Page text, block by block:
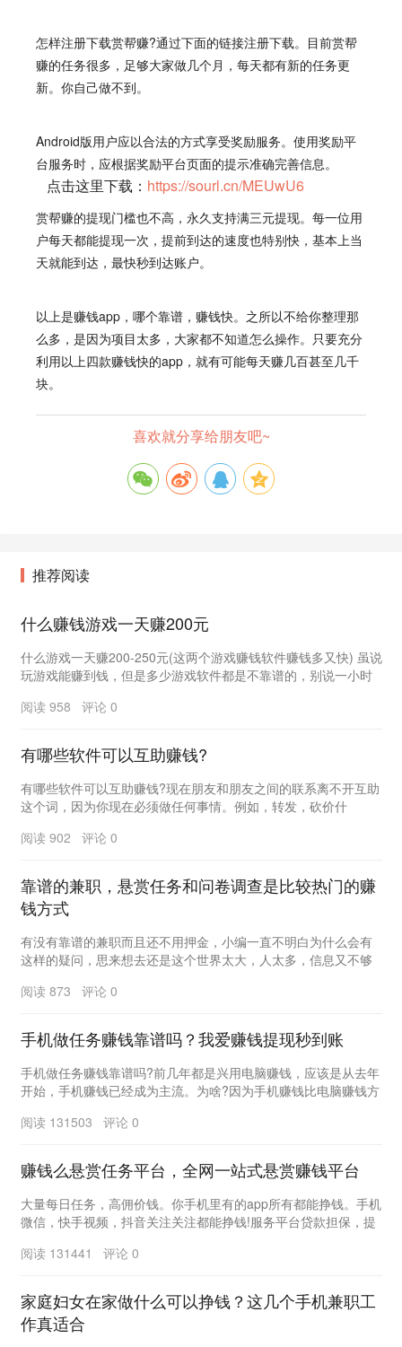
怎样注册下载赏帮赚?通过下面的链接注册下载。目前赏帮
赚的任务很多，足够大家做几个月，每天都有新的任务更
新。你自己做不到。
Android版用户应以合法的方式享受奖励服务。使用奖励平
台服务时，应根据奖励平台页面的提示准确完善信息。
点击这里下载： https://sourl.cn/MEUwU6
赏帮赚的提现门槛也不高，永久支持满三元提现。每一位用
户每天都能提现一次，提前到达的速度也特别快，基本上当
天就能到达，最快秒到达账户。
以上是赚钱app，哪个靠谱，赚钱快。之所以不给你整理那
么多，是因为项目太多，大家都不知道怎么操作。只要充分
利用以上四款赚钱快的app，就有可能每天赚几百甚至几千
块。
喜欢就分享给朋友吧~
推荐阅读
什么赚钱游戏一天赚200元
什么游戏一天赚200-250元(这两个游戏赚钱软件赚钱多又快) 虽说
玩游戏能赚到钱，但是多少游戏软件都是不靠谱的，别说一小时
阅读 958 评论 0
有哪些软件可以互助赚钱?
有哪些软件可以互助赚钱?现在朋友和朋友之间的联系离不开互助
这个词，因为你现在必须做任何事情。例如，转发，砍价什
阅读 902 评论 0
靠谱的兼职，悬赏任务和问卷调查是比较热门的赚
钱方式
有没有靠谱的兼职而且还不用押金，小编一直不明白为什么会有
这样的疑问，思来想去还是这个世界太大，人太多，信息又不够
阅读 873 评论 0
手机做任务赚钱靠谱吗？我爱赚钱提现秒到账
手机做任务赚钱靠谱吗?前几年都是兴用电脑赚钱，应该是从去年
开始，手机赚钱已经成为主流。为啥?因为手机赚钱比电脑赚钱方
阅读 131503 评论 0
赚钱么悬赏任务平台，全网一站式悬赏赚钱平台
大量每日任务，高佣价钱。你手机里有的app所有都能挣钱。手机
微信，快手视频，抖音关注关注都能挣钱!服务平台贷款担保，提
阅读 131441 评论 0
家庭妇女在家做什么可以挣钱？这几个手机兼职工
作真适合